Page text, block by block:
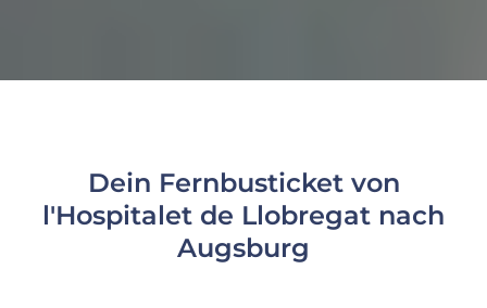
Dein Fernbusticket von
l'Hospitalet de Llobregat nach
Augsburg